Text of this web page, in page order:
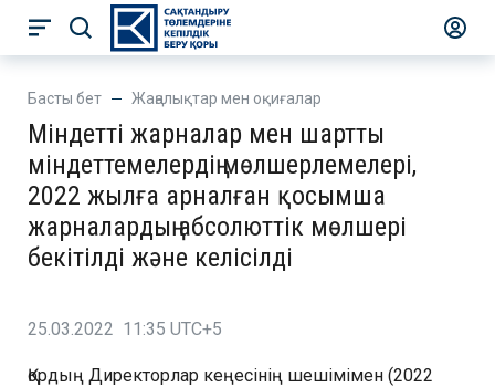
Басты бет Жаңалықтар мен оқиғалар
Міндетті жарналар мен шартты
міндеттемелердің мөлшерлемелері,
2022 жылға арналған қосымша
жарналардың абсолюттік мөлшері
бекітілді және келісілді
25.03.2022 11:35 UTC+5
Қордың Директорлар кеңесінің шешімімен (2022